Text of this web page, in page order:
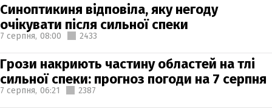
Синоптикиня відповіла, яку негоду
очікувати після сильної спеки
7 серпня, 08:00 2433
Грози накриють частину областей на тлі
сильної спеки: прогноз погоди на 7 серпня
7 серпня, 06:21 2387